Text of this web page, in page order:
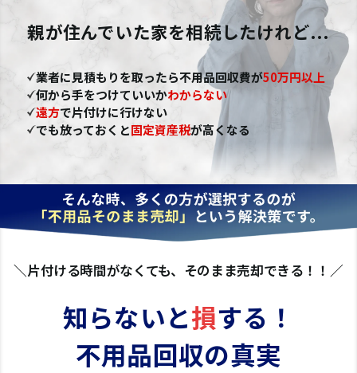
親が住んでいた家を相続したけれど...
業者に見積もりを取ったら不用品回収費が50万円以上
何から手をつけていいかわからない
遠方で片付けに行けない
でも放っておくと固定資産税が高くなる
＼片付ける時間がなくても、そのまま売却できる！！／
知らないと損する！
不用品回収の真実